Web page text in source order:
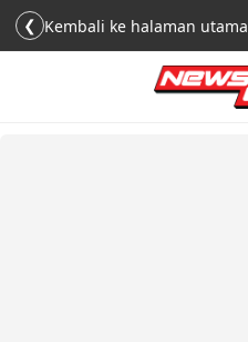
❮ Kembali ke halaman utama